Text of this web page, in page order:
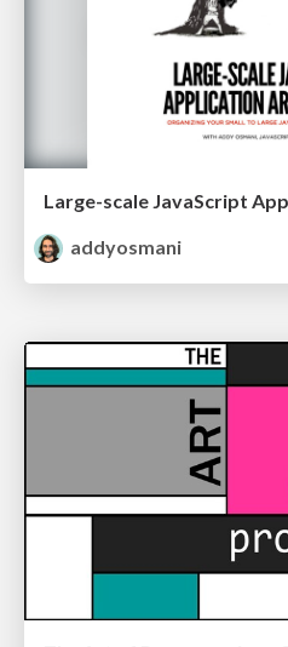
Large-scale JavaScript
addyosmani